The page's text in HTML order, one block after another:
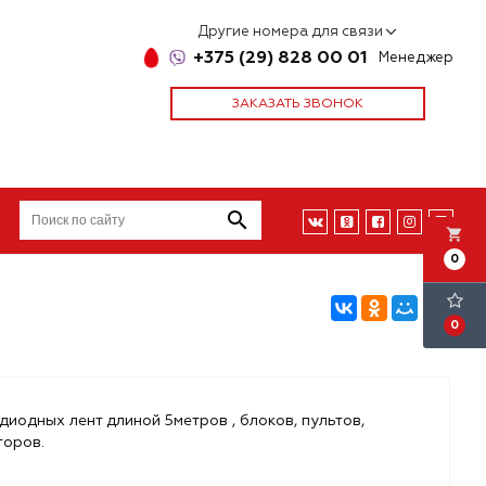
Другие номера для связи
+375 (29) 828 00 01 Менеджер
ЗАКАЗАТЬ ЗВОНОК
local_grocery_store
0
0
лент длиной 5метров , блоков, пультов,